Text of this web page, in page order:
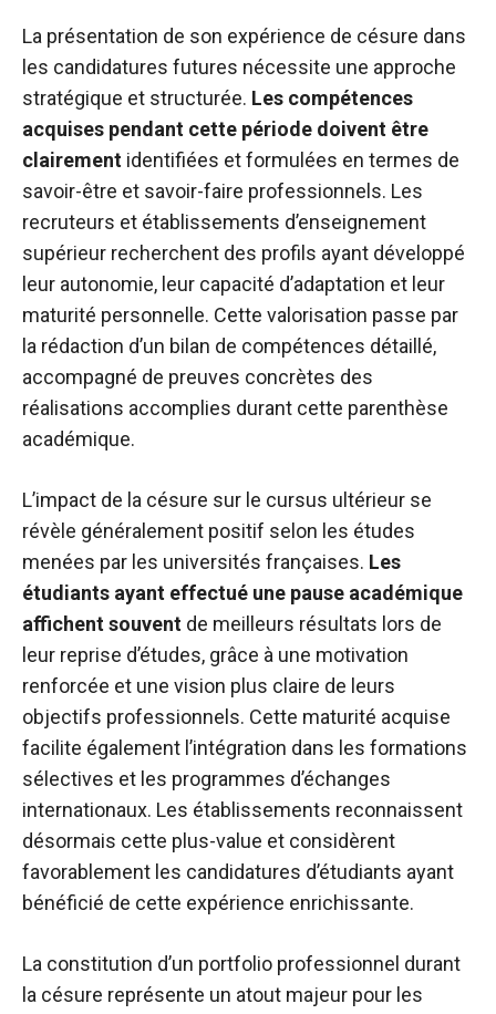
La présentation de son expérience de césure dans
les candidatures futures nécessite une approche
stratégique et structurée. Les compétences
acquises pendant cette période doivent être
clairement identifiées et formulées en termes de
savoir-être et savoir-faire professionnels. Les
recruteurs et établissements d’enseignement
supérieur recherchent des profils ayant développé
leur autonomie, leur capacité d’adaptation et leur
maturité personnelle. Cette valorisation passe par
la rédaction d’un bilan de compétences détaillé,
accompagné de preuves concrètes des
réalisations accomplies durant cette parenthèse
académique.
L’impact de la césure sur le cursus ultérieur se
révèle généralement positif selon les études
menées par les universités françaises. Les
étudiants ayant effectué une pause académique
affichent souvent de meilleurs résultats lors de
leur reprise d’études, grâce à une motivation
renforcée et une vision plus claire de leurs
objectifs professionnels. Cette maturité acquise
facilite également l’intégration dans les formations
sélectives et les programmes d’échanges
internationaux. Les établissements reconnaissent
désormais cette plus-value et considèrent
favorablement les candidatures d’étudiants ayant
bénéficié de cette expérience enrichissante.
La constitution d’un portfolio professionnel durant
la césure représente un atout majeur pour les